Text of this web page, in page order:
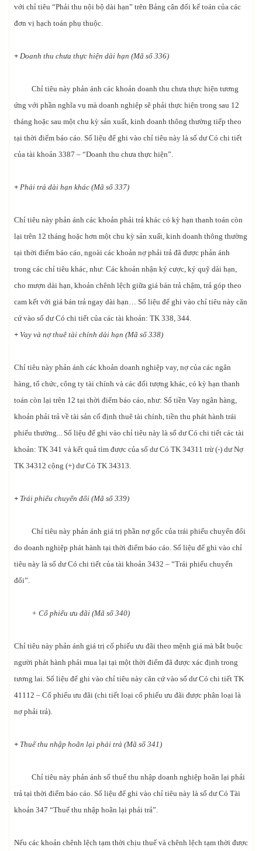
với chỉ tiêu “Phải thu nội bộ dài hạn” trên Bảng cân đối kế toán của các
đơn vị hạch toán phụ thuộc.
+ Doanh thu chưa thực hiện dài hạn (Mã số 336)
Chỉ tiêu này phản ánh các khoản doanh thu chưa thực hiện tương
ứng với phần nghĩa vụ mà doanh nghiệp sẽ phải thực hiện trong sau 12
tháng hoặc sau một chu kỳ sản xuất, kinh doanh thông thường tiếp theo
tại thời điểm báo cáo. Số liệu để ghi vào chỉ tiêu này là số dư Có chi tiết
của tài khoản 3387 – “Doanh thu chưa thực hiện”.
+ Phải trả dài hạn khác (Mã số 337)
Chỉ tiêu này phản ánh các khoản phải trả khác có kỳ hạn thanh toán còn
lại trên 12 tháng hoặc hơn một chu kỳ sản xuất, kinh doanh thông thường
tại thời điểm báo cáo, ngoài các khoản nợ phải trả đã được phản ánh
trong các chỉ tiêu khác, như: Các khoản nhận ký cược, ký quỹ dài hạn,
cho mượn dài hạn, khoản chênh lệch giữa giá bán trả chậm, trả góp theo
cam kết với giá bán trả ngay dài hạn… Số liệu để ghi vào chỉ tiêu này căn
cứ vào số dư Có chi tiết của các tài khoản: TK 338, 344.
+ Vay và nợ thuê tài chính dài hạn (Mã số 338)
Chỉ tiêu này phản ánh các khoản doanh nghiệp vay, nợ của các ngân
hàng, tổ chức, công ty tài chính và các đối tượng khác, có kỳ hạn thanh
toán còn lại trên 12 tại thời điểm báo cáo, như: Số tiền Vay ngân hàng,
khoản phải trả về tài sản cố định thuê tài chính, tiền thu phát hành trái
phiếu thường... Số liệu để ghi vào chỉ tiêu này là số dư Có chi tiết các tài
khoản: TK 341 và kết quả tìm được của số dư Có TK 34311 trừ (-) dư Nợ
TK 34312 cộng (+) dư Có TK 34313.
+ Trái phiếu chuyển đổi (Mã số 339)
Chỉ tiêu này phản ánh giá trị phần nợ gốc của trái phiếu chuyển đổi
do doanh nghiệp phát hành tại thời điểm báo cáo. Số liệu để ghi vào chỉ
tiêu này là số dư Có chi tiết của tài khoản 3432 – “Trái phiếu chuyển
đổi”.
+ Cổ phiếu ưu đãi (Mã số 340)
Chỉ tiêu này phản ánh giá trị cổ phiếu ưu đãi theo mệnh giá mà bắt buộc
người phát hành phải mua lại tại một thời điểm đã được xác định trong
tương lai. Số liệu để ghi vào chỉ tiêu này căn cứ vào số dư Có chi tiết TK
41112 – Cổ phiếu ưu đãi (chi tiết loại cổ phiếu ưu đãi được phân loại là
nợ phải trả).
+ Thuế thu nhập hoãn lại phải trả (Mã số 341 )
Chỉ tiêu này phản ánh số thuế thu nhập doanh nghiệp hoãn lại phải
trả tại thời điểm báo cáo. Số liệu để ghi vào chỉ tiêu này là số dư Có Tài
khoản 347 “Thuế thu nhập hoãn lại phải trả”.
Nếu các khoản chênh lệch tạm thời chịu thuế và chênh lệch tạm thời được